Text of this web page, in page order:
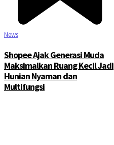
News
Shopee Ajak Generasi Muda
Maksimalkan Ruang Kecil Jadi
Hunian Nyaman dan
Multifungsi